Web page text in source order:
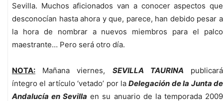
Sevilla. Muchos aficionados van a conocer aspectos que
desconocían hasta ahora y que, parece, han debido pesar a
la hora de nombrar a nuevos miembros para el palco
maestrante… Pero será otro día.
NOTA: Mañana viernes, SEVILLA TAURINA publicará
íntegro el artículo ‘vetado’ por laDelegación de la Junta de
Andalucía en Sevilla en su anuario de la temporada 2009